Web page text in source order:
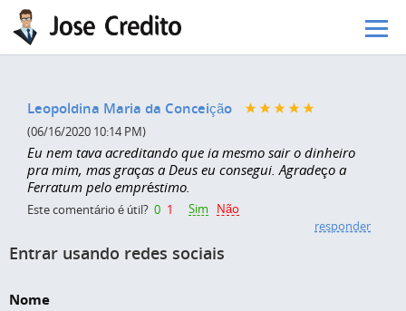
Pular para o conteúdo principal
Leopoldina Maria da Conceição
(06/16/2020 10:14 PM)
Eu nem tava acreditando que ia mesmo sair o dinheiro
pra mim, mas graças a Deus eu consegui. Agradeço a
Ferratum pelo empréstimo.
Este comentário é útil? 0 1 Sim
Não
responder
Entrar usando redes sociais
Nome